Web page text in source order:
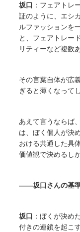
坂口 ：フェアトレ
証のように、エシ
ルファッションを
と、フェアトレー
リティーなど複数
その言葉自体が広
ぎると薄くなって
あえて言うならば
は、ぼく個人が決
おける共通した具
価値観で決めるし
――坂口さんの基準
坂口 ：ぼくが決め
付きの連鎖を起こ